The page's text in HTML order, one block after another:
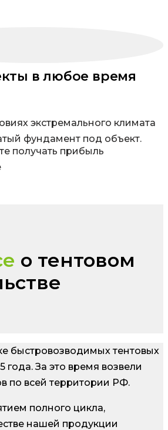
в любое время
экстремального климата
фундамент под объект.
получать прибыль
о тентовом
быстровозводимых тентовых
года. За это время возвели
по всей территории РФ.
полного цикла,
нашей продукции